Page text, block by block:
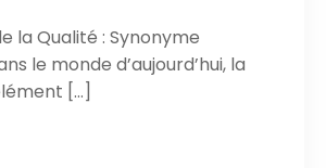
la Qualité : Synonyme
le monde d’aujourd’hui, la
[…]